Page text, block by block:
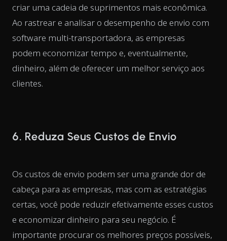
criar uma cadeia de suprimentos mais econômica.
Ao rastrear e analisar o desempenho de envio com
software multi-transportadora, as empresas
podem economizar tempo e, eventualmente,
dinheiro, além de oferecer um melhor serviço aos
clientes.
6. Reduza Seus Custos de Envio
Os custos de envio podem ser uma grande dor de
cabeça para as empresas, mas com as estratégias
certas, você pode reduzir efetivamente esses custos
e economizar dinheiro para seu negócio. É
importante procurar os melhores preços possíveis,